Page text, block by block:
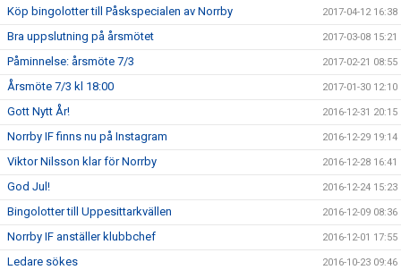
Köp bingolotter till Påskspecialen av Norrby 2017-04-12 16:38
Bra uppslutning på årsmötet 2017-03-08 15:21
Påminnelse: årsmöte 7/3 2017-02-21 08:55
Årsmöte 7/3 kl 18:00 2017-01-30 12:10
Gott Nytt År! 2016-12-31 20:15
Norrby IF finns nu på Instagram 2016-12-29 19:14
Viktor Nilsson klar för Norrby 2016-12-28 16:41
God Jul! 2016-12-24 15:23
Bingolotter till Uppesittarkvällen 2016-12-09 08:36
Norrby IF anställer klubbchef 2016-12-01 17:55
Ledare sökes 2016-10-23 09:46